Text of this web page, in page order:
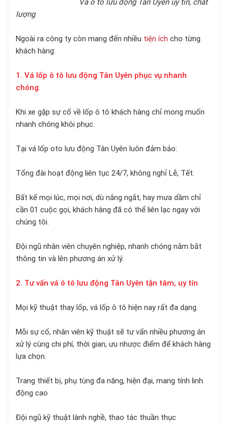
Vá ô tô lưu động Tân Uyên uy tín, chất
lượng
Ngoài ra công ty còn mang đến nhiều tiện ích cho từng
khách hàng:
1. Vá lốp ô tô lưu động Tân Uyên phục vụ nhanh
chóng.
Khi xe gặp sự cố về lốp ô tô khách hàng chỉ mong muốn
nhanh chóng khôi phục.
Tại vá lốp oto lưu động Tân Uyên luôn đảm bảo:
Tổng đài hoạt động liên tục 24/7, không nghỉ Lễ, Tết.
Bất kể mọi lúc, mọi nơi, dù nắng ngắt, hay mưa dầm chỉ
cần 01 cuộc gọi, khách hàng đã có thể liên lạc ngay với
chúng tôi.
Đội ngũ nhân viên chuyên nghiệp, nhanh chóng nắm bắt
thông tin và lên phương án xử lý.
2. Tư vấn vá ô tô lưu động Tân Uyên tận tâm, uy tín
Mọi kỹ thuật thay lốp, vá lốp ô tô hiện nay rất đa dạng.
Mỗi sự cố, nhân viên kỹ thuật sẽ tư vấn nhiều phương án
xử lý cùng chi phí, thời gian, ưu nhược điểm để khách hàng
lựa chọn.
Trang thiết bị, phụ tùng đa năng, hiện đại, mang tính linh
động cao
Đội ngũ kỹ thuật lành nghề, thao tác thuần thục